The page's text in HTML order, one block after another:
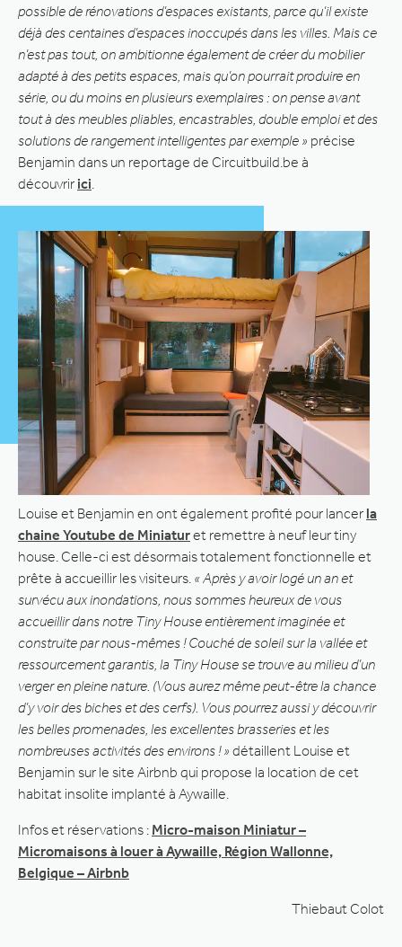
possible de rénovations d’espaces existants, parce qu’il existe
déjà des centaines d’espaces inoccupés dans les villes. Mais ce
n’est pas tout, on ambitionne également de créer du mobilier
adapté à des petits espaces, mais qu’on pourrait produire en
série, ou du moins en plusieurs exemplaires : on pense avant
tout à des meubles pliables, encastrables, double emploi et des
solutions de rangement intelligentes par exemple » précise
Benjamin dans un reportage de Circuitbuild.be à
découvrir ici
Louise et Benjamin en ont également profité pour lancer la
chaine Youtube de Miniaturet remettre à neuf leur tiny
house. Celle-ci est désormais totalement fonctionnelle et
prête à accueillir les visiteurs. « Après y avoir logé un an et
survécu aux inondations, nous sommes heureux de vous
accueillir dans notre Tiny House entièrement imaginée et
construite par nous-mêmes ! Couché de soleil sur la vallée et
ressourcement garantis, la Tiny House se trouve au milieu d’un
verger en pleine nature. (Vous aurez même peut-être la chance
d’y voir des biches et des cerfs). Vous pourrez aussi y découvrir
les belles promenades, les excellentes brasseries et les
nombreuses activités des environs ! » détaillent Louise et
Benjamin sur le site Airbnb qui propose la location de cet
habitat insolite implanté à Aywaille.
Infos et réservations : Micro-maison Miniatur –
Micromaisons à louer à Aywaille, Région Wallonne,
Belgique – Airbnb
Thiebaut Colot